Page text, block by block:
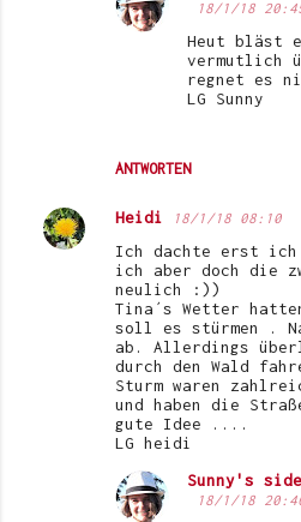
ANTWORTEN
18/1/18
Heut bläst
vermutlich
regnet es
LG Sunny
Heidi 18/1/18 08:10
Ich dachte erst
ich aber doch die
neulich :))
Tina´s Wetter
soll es stürmen .
ab. Allerdings
durch den Wald
Sturm waren
und haben die
gute Idee ....
LG heidi
Sunny's
18/1/18